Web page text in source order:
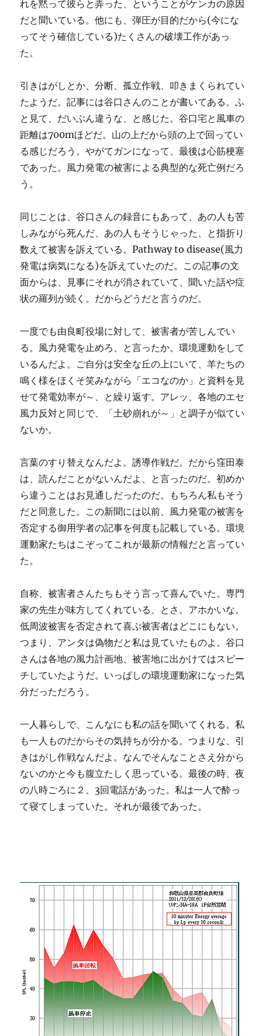
れを黙って彼らと弄った、ということがケンカの原因
だと聞いている。他にも、弾圧が目的だから(今にな
ってそう確信している)たくさんの破壊工作があっ
た。
引きはがしとか、分断、孤立作戦、叩きまくられてい
たようだ。記事には谷口さんのことが書いてある。ふ
と見て、だいぶん違うな、と感じた。谷口宅と風車の
距離は700mほどだ。山の上だから頭の上で回ってい
る感じだろう。やがてガンになって、最後は心筋梗塞
であった。風力発電の被害による典型的な死亡例だろ
う。
同じことは、谷口さんの録音にもあって、あの人も苦
しみながら死んだ、あの人もそうじゃった、と指折り
数えて被害を訴えている。Pathway to disease(風力
発電は病気になる)を訴えていたのだ。この記事の文
面からは、見事にそれが消されていて、聞いた話や症
状の羅列が続く。だからどうだと言うのだ。
一度でも由良町役場に対して、被害者が苦しんでい
る。風力発電を止めろ、と言ったか。環境運動をして
いるんだよ。ご自分は安全な丘の上にいて、羊たちの
鳴く様をほくそ笑みながら「エコなのか」と資料を見
せて発電効率が～、と繰り返す。アレッ、各地のエセ
風力反対と同じで、「土砂崩れが～」と調子が似てい
ないか。
言葉のすり替えなんだよ。誘導作戦だ。だから窪田泰
は、読んだことがないんだよ、と言ったのだ。初めか
ら違うことはお見通しだったのだ。もちろん私もそう
だと同意した。この新聞には以前、風力発電の被害を
否定する御用学者の記事を何度も記載している。環境
運動家たちはこぞってこれが最新の情報だと言ってい
た。
自称、被害者さんたちもそう言って喜んでいた。専門
家の先生が味方してくれている、とさ。アホかいな。
低周波被害を否定されて喜ぶ被害者はどこにもない。
つまり、アンタは偽物だと私は見ていたものよ。谷口
さんは各地の風力計画地、被害地に出かけてはスピー
チしていたようだ。いっぱしの環境運動家になった気
分だっただろう。
一人暮らしで、こんなにも私の話を聞いてくれる。私
も一人ものだからその気持ちが分かる。つまりな、引
きはがし作戦なんだよ。なんでそんなことさえ分から
ないのかと今も腹立たしく思っている。最後の時、夜
の八時ごろに２、3回電話があった。私は一人で酔っ
て寝てしまっていた。それが最後であった。